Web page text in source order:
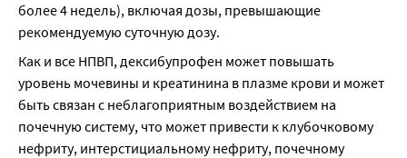
более 4 недель), включая дозы, превышающие
рекомендуемую суточную дозу.
Как и все НПВП, дексибупрофен может повышать
уровень мочевины и креатинина в плазме крови и может
быть связан с неблагоприятным воздействием на
почечную систему, что может привести к клубочковому
нефриту, интерстициальному нефриту, почечному